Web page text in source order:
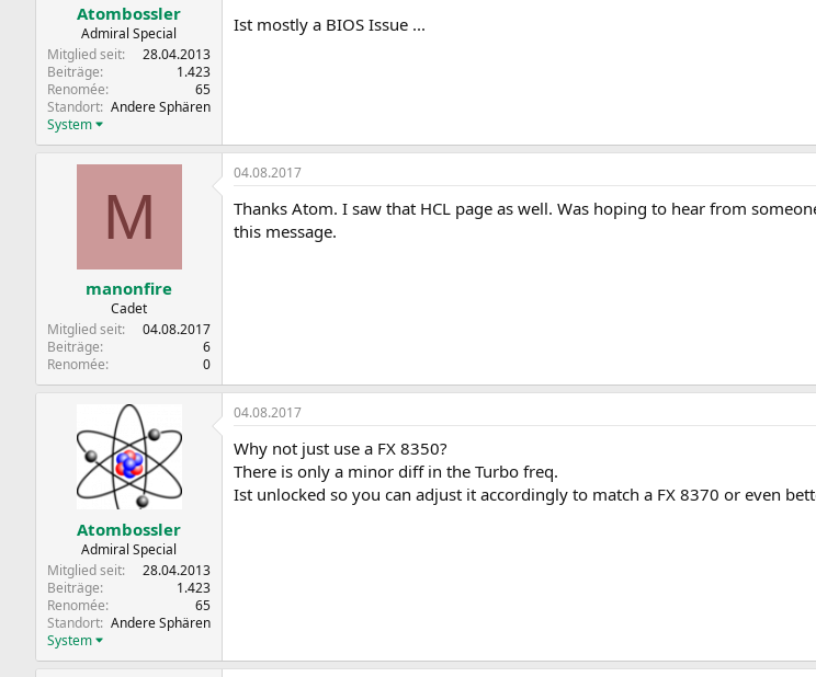
Atombossler
Admiral Special
Mitglied seit
28.04.2013
Beiträge
1.423
Renomée
65
Standort Andere Sphären
System
Ist mostly a BIOS Issue ...
M
manonfire
Cadet
Mitglied seit
04.08.2017
Beiträge
6
Renomée
0
04.08.2017
Thanks Atom. I saw that HCL page as well. Was hoping to hear from
this message.
Atombossler
Admiral Special
Mitglied seit
28.04.2013
Beiträge
1.423
Renomée
65
Standort Andere Sphären
System
04.08.2017
Why not just use a FX 8350?
There is only a minor diff in the Turbo freq.
Ist unlocked so you can adjust it accordingly to match a FX 8370 or even